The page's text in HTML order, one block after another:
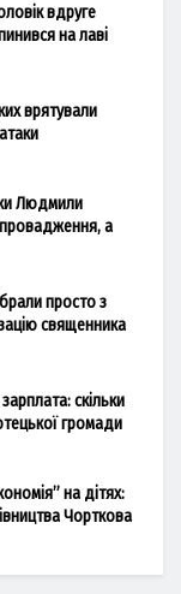
вдруге
на лаві
врятували
Людмили
а
просто з
священника
скільки
громади
на дітях:
Чорткова